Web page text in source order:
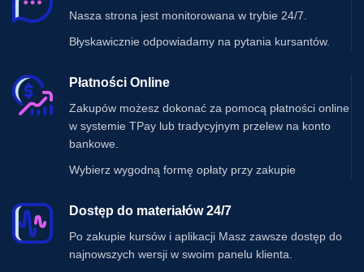
Nasza strona jest monitorowana w trybie 24/7.
Błyskawicznie odpowiadamy na pytania kursantów.
Płatności Online
Zakupów możesz dokonać za pomocą płatności online
w systemie TPay lub tradycyjnym przelew na konto
bankowe.
Wybierz wygodną formę opłaty przy zakupie
Dostęp do materiałów 24/7
Po zakupie kursów i aplikacji Masz zawsze dostęp do
najnowszych wersji w swoim panelu klienta.